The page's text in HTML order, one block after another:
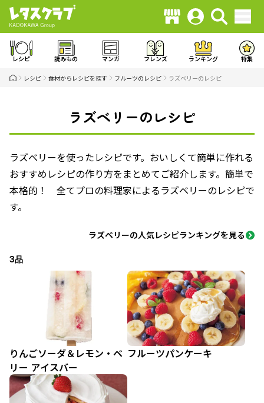
レシピ 読みもの マンガ フレンズ ランキング 特集
レシピ 食材からレシピを探す フルーツのレシピ ラズベリーのレシピ
ラズベリーのレシピ
ラズベリーを使ったレシピです。おいしくて簡単に作れる
おすすめレシピの作り方をまとめてご紹介します。簡単で
本格的！ 全てプロの料理家によるラズベリーのレシピで
す。
ラズベリーの人気レシピランキングを見る
3品
りんごソーダ＆レモン・ベ
リー アイスバー
フルーツパンケーキ